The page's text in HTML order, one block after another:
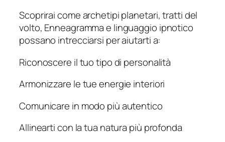
Scoprirai come archetipi planetari, tratti del
volto, Enneagramma e linguaggio ipnotico
possano intrecciarsi per aiutarti a:
Riconoscere il tuo tipo di personalità
Armonizzare le tue energie interiori
Comunicare in modo più autentico
Allinearti con la tua natura più profonda